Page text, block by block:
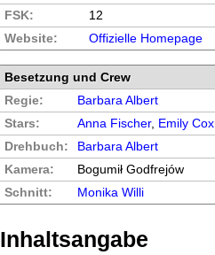
FSK:
12
Website:
Offizielle Homepage
Besetzung und Crew
Regie:
Barbara Albert
Stars:
Anna Fischer, Emily Cox
Drehbuch:
Barbara Albert
Kamera:
Bogumił Godfrejów
Schnitt:
Monika Willi
Inhaltsangabe